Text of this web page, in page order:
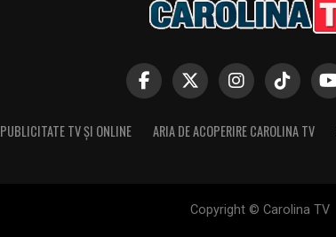
PUBLICITATE TV ȘI ONLINE ARIA DE ACOPERIRE CAROLINA TV
Copyright © Carolina TV